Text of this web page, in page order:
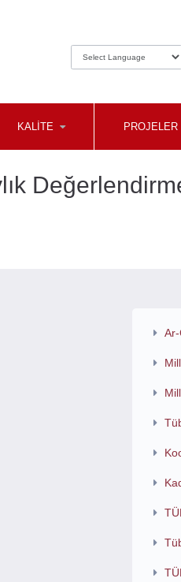
KALİTE PROJELER
Ar-